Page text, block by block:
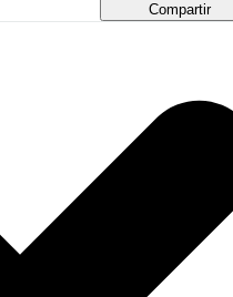
Compartir